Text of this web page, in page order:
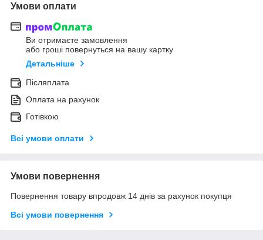
Умови оплати
Ви отримаєте замовлення
або гроші повернуться на вашу картку
Детальніше
Післяплата
Оплата на рахунок
Готівкою
Всі умови оплати
Умови повернення
Повернення товару впродовж 14 днів за рахунок покупця
Всі умови повернення